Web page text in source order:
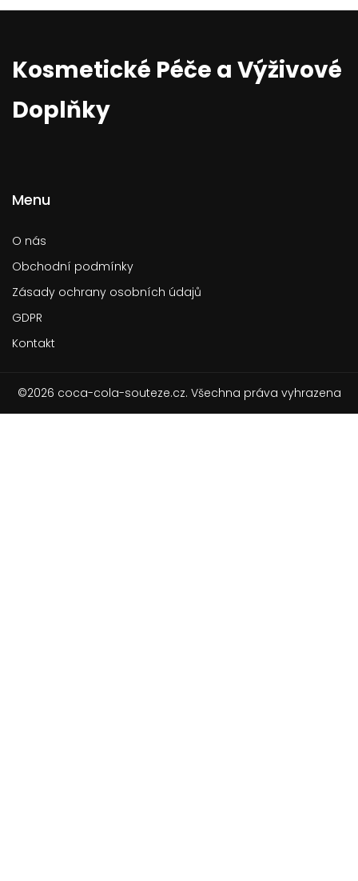
Kosmetické Péče a Výživové
Doplňky
Menu
O nás
Obchodní podmínky
Zásady ochrany osobních údajů
GDPR
Kontakt
©2026 coca-cola-souteze.cz. Všechna práva vyhrazena